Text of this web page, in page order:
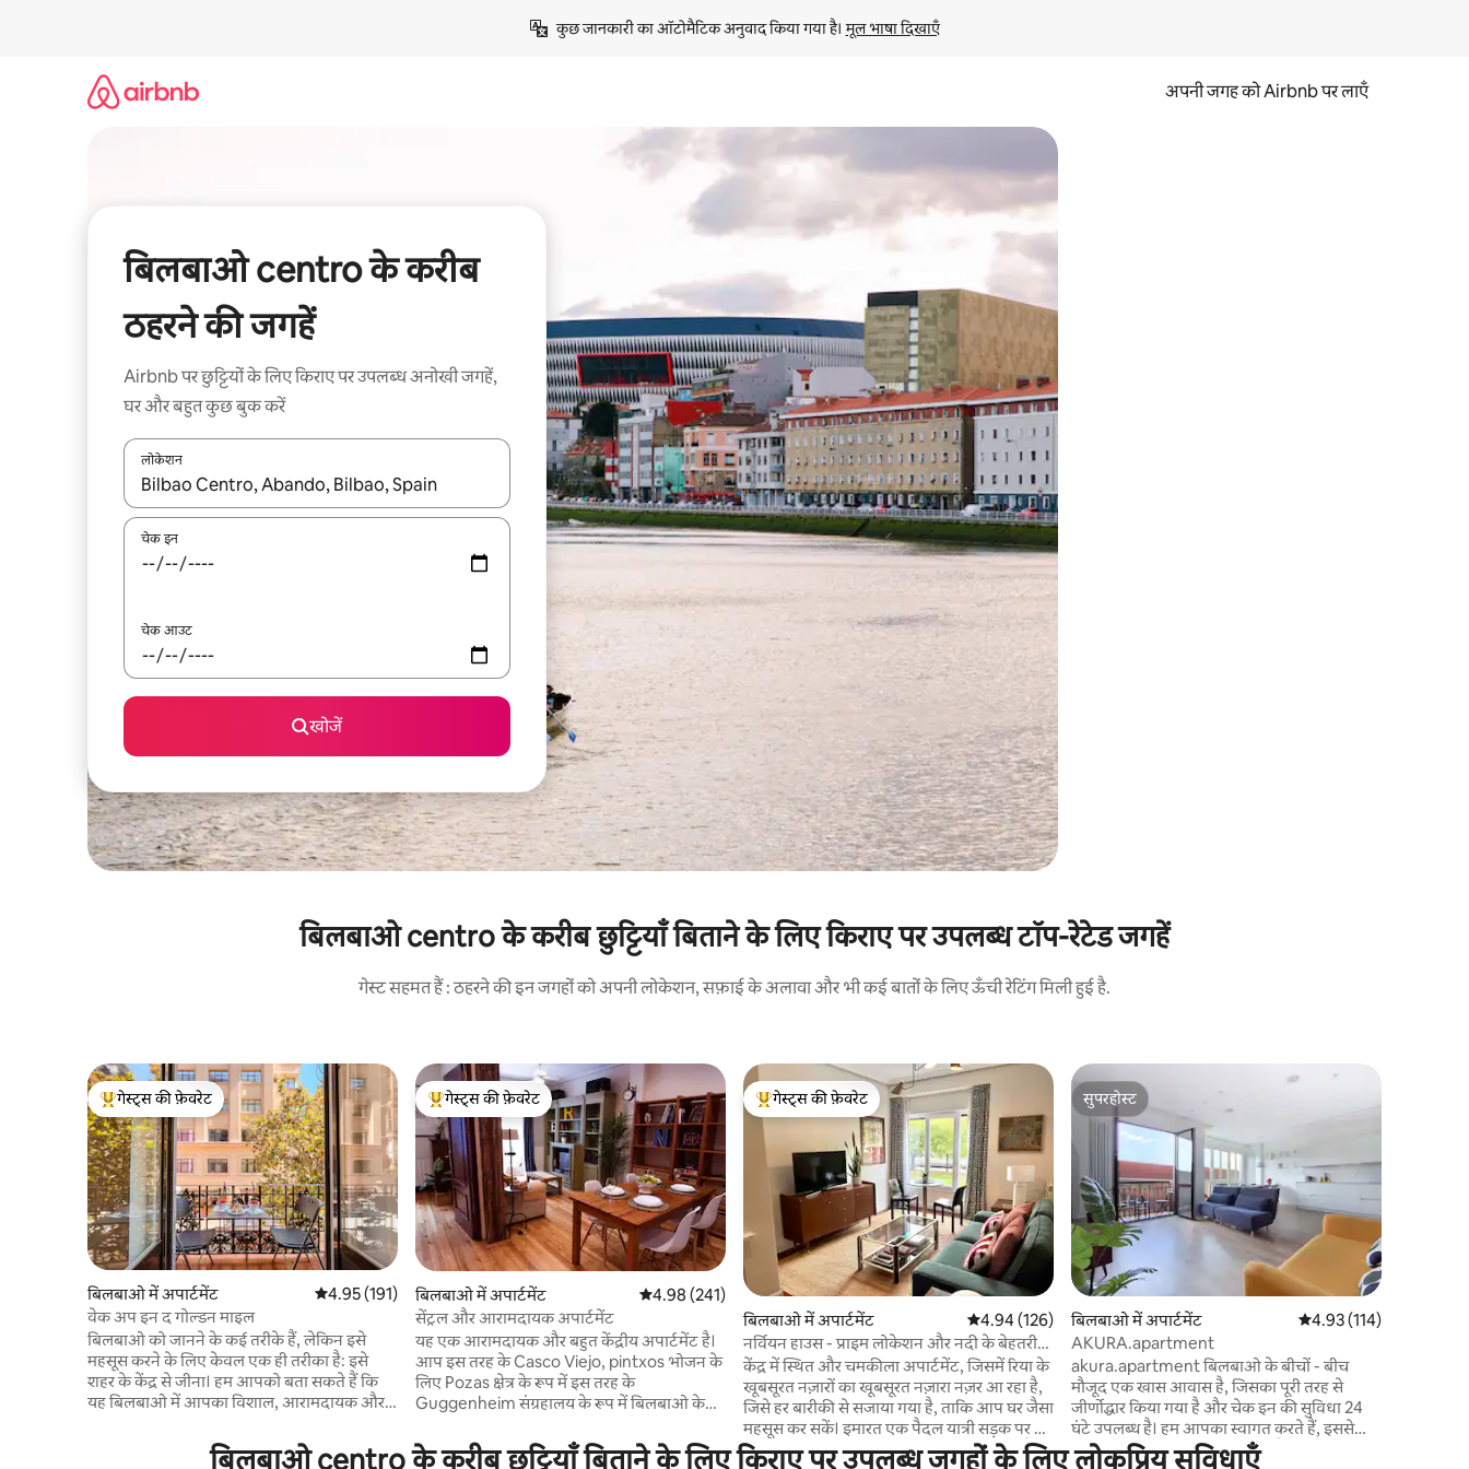
कुछ जानकारी का ऑटोमैटिक अनुवाद किया गया है। मूल भाषा दिखाएँ
अपनी जगह को Airbnb पर लाएँ
बिलबाओ centro के करीब
ठहरने की जगहें
Airbnb पर छुट्टियों के लिए किराए पर उपलब्ध अनोखी जगहें,
घर और बहुत कुछ बुक करें
लोकेशन
नतीजों के उपलब्ध होने पर, अप और डाउन 'ऐरो की' का इस्तेमाल करके नेविगेट करें या टच या फिर स्वाइप जेस्चर का इस्तेमाल करके एक्सप्लोर करें।
चेक इन
चेक आउट
खोजें
बिलबाओ centro के करीब छुट्टियाँ बिताने के लिए किराए पर उपलब्ध टॉप-रेटेड जगहें
गेस्ट सहमत हैं : ठहरने की इन जगहों को अपनी लोकेशन, सफ़ाई के अलावा और भी कई बातों के लिए ऊँची रेटिंग मिली हुई है.
गेस्ट्स का टॉप फ़ेवरेट
गेस्ट्स की फ़ेवरेट
बिलबाओ में अपार्टमेंट औसत रेटिंग 5 में से 4.95, 191 समीक्षाएँ
4.95 (191)
वेक अप इन द गोल्डन माइल
बिलबाओ को जानने के कई तरीके हैं, लेकिन इसे
महसूस करने के लिए केवल एक ही तरीका है: इसे
शहर के केंद्र से जीना। हम आपको बता सकते हैं कि
यह बिलबाओ में आपका विशाल, आरामदायक और
तस्वीरों में देख सकते हैं। इसीलिए हम आपको वह
बताना चाहते हैं, जो शायद आपको नहीं पता होगा। यह
गेस्ट्स का टॉप फ़ेवरेट
गेस्ट्स की फ़ेवरेट
बिलबाओ में अपार्टमेंट औसत रेटिंग 5 में से 4.98, 241 समीक्षाएँ
4.98 (241)
सेंट्रल और आरामदायक अपार्टमेंट
यह एक आरामदायक और बहुत केंद्रीय अपार्टमेंट है।
आप इस तरह के Casco Viejo, pintxos भोजन के
लिए Pozas क्षेत्र के रूप में इस तरह के
Guggenheim संग्रहालय के रूप में बिलबाओ के
सकते हैं.... बहुत अच्छी तरह से Intermodal, मेट्रो,
गेस्ट्स का टॉप फ़ेवरेट
गेस्ट्स की फ़ेवरेट
बिलबाओ में अपार्टमेंट औसत रेटिंग 5 में से 4.94, 126 समीक्षाएँ
4.94 (126)
नर्वियन हाउस - प्राइम लोकेशन और नदी के बेहतरीन
नज़ारे
केंद्र में स्थित और चमकीला अपार्टमेंट, जिसमें रिया के
खूबसूरत नज़ारों का खूबसूरत नज़ारा नज़र आ रहा है,
जिसे हर बारीकी से सजाया गया है, ताकि आप घर जैसा
महसूस कर सकें। इमारत एक पैदल यात्री सड़क पर है
और दरवाज़े पर ही एक सार्वजनिक पार्किंग स्थल है।
सुपरहोस्ट
सुपरहोस्ट
बिलबाओ में अपार्टमेंट औसत रेटिंग 5 में से 4.93,
4.93 (114)
AKURA.apartment
akura.apartment बिलबाओ के बीचों - बीच
मौजूद एक खास आवास है, जिसका पूरी तरह से
जीर्णोद्धार किया गया है और चेक इन की सुविधा 24
घंटे उपलब्ध है। हम आपका स्वागत करते हैं, इससे
कोई फ़र्क नहीं पड़ता कि आप कौन हैं, आप किससे
बिलबाओ centro के करीब छुट्टियाँ बिताने के लिए किराए पर उपलब्ध जगहों के लिए लोकप्रिय सुविधाएँ